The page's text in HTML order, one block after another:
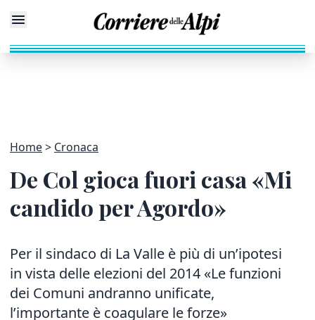
Home Cronaca
De Col gioca fuori casa «Mi
candido per Agordo»
Per il sindaco di La Valle è più di un’ipotesi
in vista delle elezioni del 2014 «Le funzioni
dei Comuni andranno unificate,
l’importante è coagulare le forze»